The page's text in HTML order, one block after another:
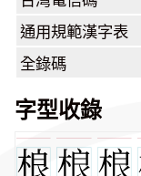
通用規範漢字表
全錄碼
字型收錄